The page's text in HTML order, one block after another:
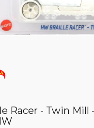
Racer - Twin